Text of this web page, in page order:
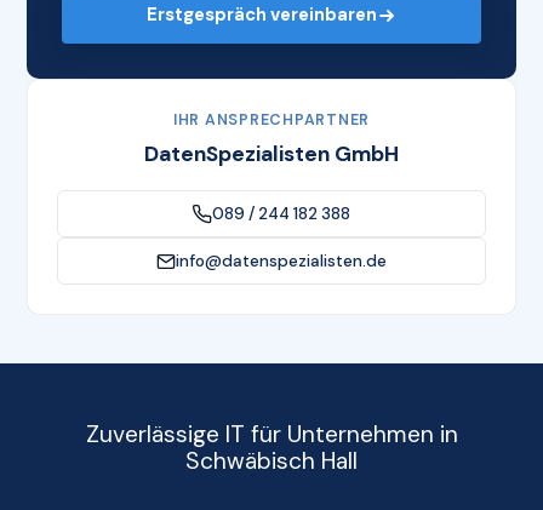
Erstgespräch vereinbaren
IHR ANSPRECHPARTNER
DatenSpezialisten GmbH
089 / 244 182 388
info@datenspezialisten.de
Zuverlässige IT für Unternehmen in
Schwäbisch Hall